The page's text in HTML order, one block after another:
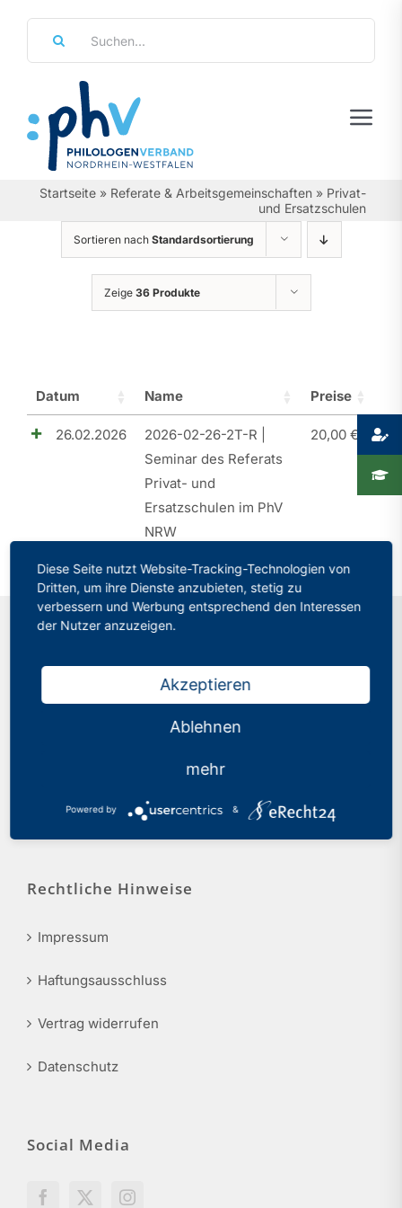
springen
Regierungsbezirke
Personalräte
Über Uns
Referate & Arbeitsgemeinschaften
Leistungen & Service
Presse
Recht
Startseite » Referate & Arbeitsgemeinschaften » Privat-
und Ersatzschulen
Sortieren nach Standardsortierung
Zeige 36 Produkte
Datum Name Preise
26.02.2026
2026-02-26-2T-R |
Seminar des Referats
Privat- und
Ersatzschulen im PhV
NRW
20,00 €
Kontakt
Philologenverband Nordrhein-Westfalen
info@phv-nrw.de
Rechtliche Hinweise
Impressum
Haftungsausschluss
Vertrag widerrufen
Datenschutz
Social Media
Diese Seite nutzt Website-Tracking-Technologien von
Dritten, um ihre Dienste anzubieten, stetig zu
verbessern und Werbung entsprechend den Interessen
der Nutzer anzuzeigen.
Akzeptieren
Ablehnen
mehr
Powered by &